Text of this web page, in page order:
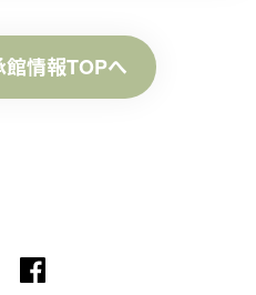
情報TOPへ